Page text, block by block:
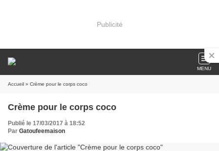
Publicité
MENU
Accueil » Crème pour le corps coco
Crème pour le corps coco
Publié le 17/03/2017 à 18:52
Par Gatoufeemaison